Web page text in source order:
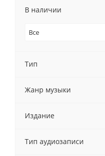
В наличии
Все
Тип
Жанр музыки
Издание
Тип аудиозаписи